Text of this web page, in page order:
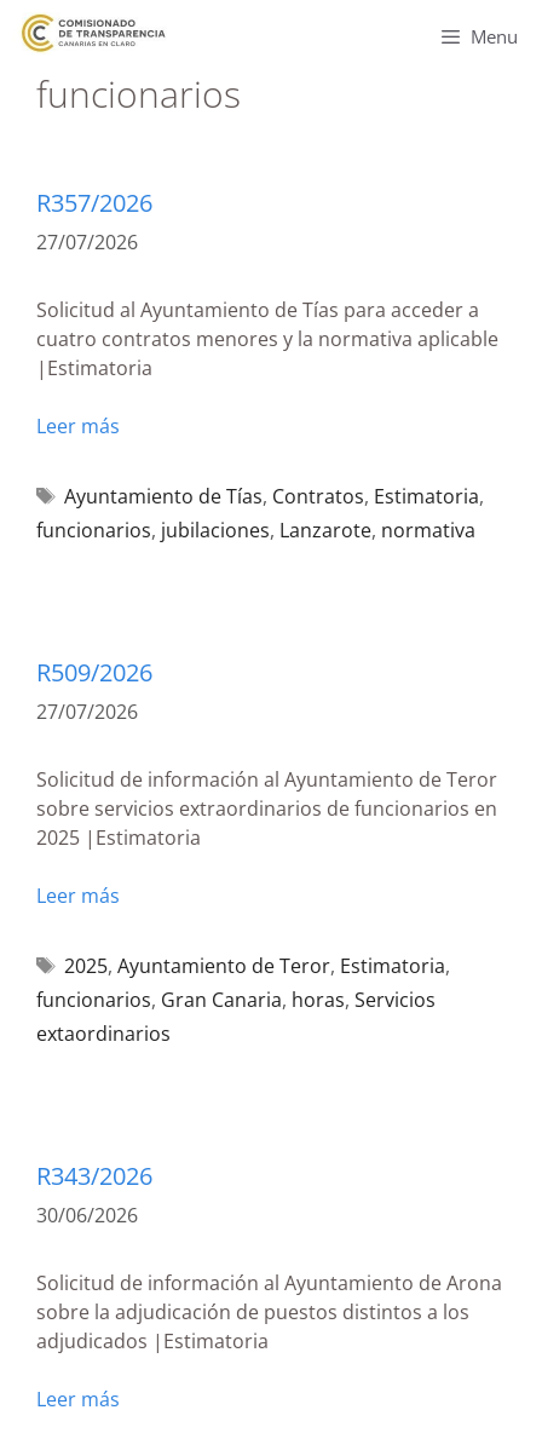
Menu
funcionarios
R357/2026
27/07/2026
Solicitud al Ayuntamiento de Tías para acceder a
cuatro contratos menores y la normativa aplicable
|Estimatoria
Leer más
Ayuntamiento de Tías, Contratos, Estimatoria,
funcionarios, jubilaciones, Lanzarote, normativa
R509/2026
27/07/2026
Solicitud de información al Ayuntamiento de Teror
sobre servicios extraordinarios de funcionarios en
2025 |Estimatoria
Leer más
2025, Ayuntamiento de Teror, Estimatoria,
funcionarios, Gran Canaria, horas, Servicios
extaordinarios
R343/2026
30/06/2026
Solicitud de información al Ayuntamiento de Arona
sobre la adjudicación de puestos distintos a los
adjudicados |Estimatoria
Leer más